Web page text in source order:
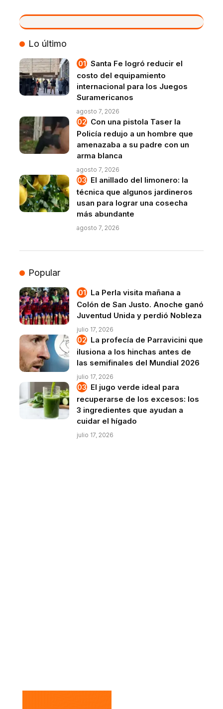
VIVO
Lo último
Santa Fe logró reducir el
costo del equipamiento
internacional para los Juegos
Suramericanos
agosto 7, 2026
Con una pistola Taser la
Policía redujo a un hombre que
amenazaba a su padre con un
arma blanca
agosto 7, 2026
El anillado del limonero: la
técnica que algunos jardineros
usan para lograr una cosecha
más abundante
agosto 7, 2026
Popular
La Perla visita mañana a
Colón de San Justo. Anoche ganó
Juventud Unida y perdió Nobleza
julio 17, 2026
La profecía de Parravicini que
ilusiona a los hinchas antes de
las semifinales del Mundial 2026
julio 17, 2026
El jugo verde ideal para
recuperarse de los excesos: los
3 ingredientes que ayudan a
cuidar el hígado
julio 17, 2026